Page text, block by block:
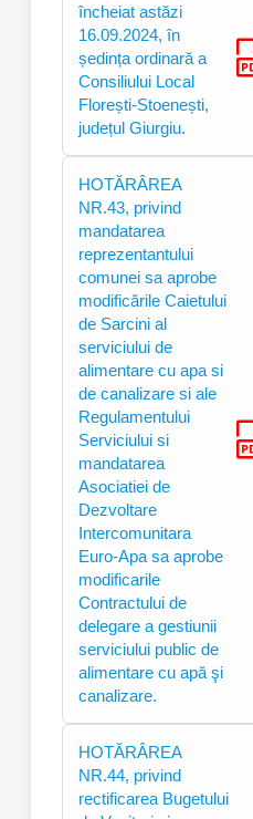
încheiat astăzi
16.09.2024, în
ședința ordinară a
Consiliului Local
Florești-Stoenești,
județul Giurgiu.
HOTĂRÂREA
NR.43, privind
mandatarea
reprezentantului
comunei sa aprobe
modificările Caietului
de Sarcini al
serviciului de
alimentare cu apa si
de canalizare si ale
Regulamentului
Serviciului si
mandatarea
Asociatiei de
Dezvoltare
Intercomunitara
Euro-Apa sa aprobe
modificarile
Contractului de
delegare a gestiunii
serviciului public de
alimentare cu apă şi
canalizare.
HOTĂRÂREA
NR.44, privind
rectificarea Bugetului